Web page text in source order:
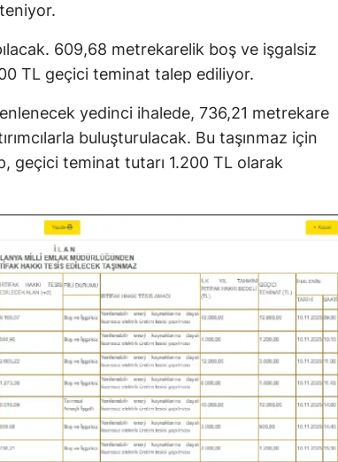
609,68 metrekarelik boş ve işgalsiz
TL geçici teminat talep ediliyor.
yedinci ihalede, 736,21 metrekare
buluşturulacak. Bu taşınmaz için
geçici teminat tutarı 1.200 TL olarak